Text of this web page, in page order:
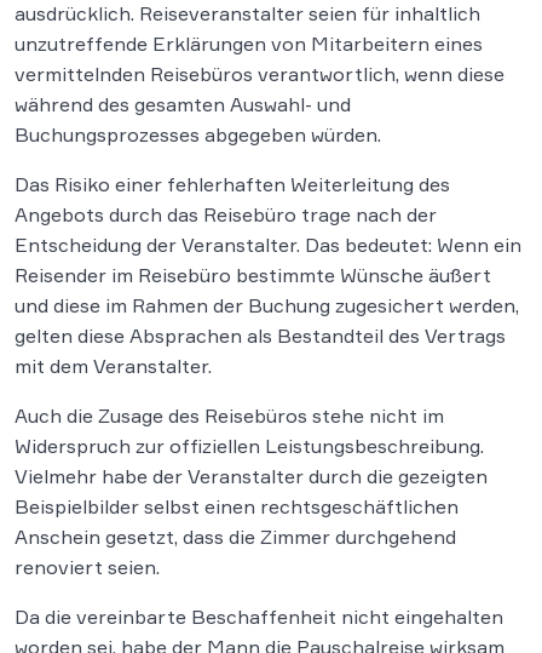
ausdrücklich. Reiseveranstalter seien für inhaltlich
unzutreffende Erklärungen von Mitarbeitern eines
vermittelnden Reisebüros verantwortlich, wenn diese
während des gesamten Auswahl- und
Buchungsprozesses abgegeben würden.
Das Risiko einer fehlerhaften Weiterleitung des
Angebots durch das Reisebüro trage nach der
Entscheidung der Veranstalter. Das bedeutet: Wenn ein
Reisender im Reisebüro bestimmte Wünsche äußert
und diese im Rahmen der Buchung zugesichert werden,
gelten diese Absprachen als Bestandteil des Vertrags
mit dem Veranstalter.
Auch die Zusage des Reisebüros stehe nicht im
Widerspruch zur offiziellen Leistungsbeschreibung.
Vielmehr habe der Veranstalter durch die gezeigten
Beispielbilder selbst einen rechtsgeschäftlichen
Anschein gesetzt, dass die Zimmer durchgehend
renoviert seien.
Da die vereinbarte Beschaffenheit nicht eingehalten
worden sei, habe der Mann die Pauschalreise wirksam